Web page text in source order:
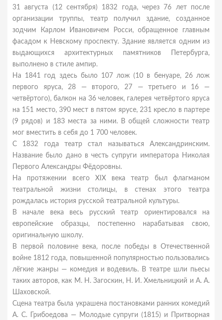
31 августа (12 сентября) 1832 года, через 76 лет после
организации труппы, театр получил здание, созданное
зодчим Карлом Ивановичем Росси, обращенное главным
фасадом к Невскому проспекту. Здание является одним из
выдающихся архитектурных памятников Петербурга,
выполнено в стиле ампир.
На 1841 год здесь было 107 лож (10 в бенуаре, 26 лож
первого яруса, 28 — второго, 27 — третьего и 16 —
четвёртого), балкон на 36 человек, галерея четвёртого яруса
на 151 место, 390 мест в пятом ярусе, 231 кресло в партере
(9 рядов) и 183 места за ними. В общей сложности театр
мог вместить в себя до 1 700 человек.
С 1832 года театр стал называться Александринским.
Название было дано в честь супруги императора Николая
Первого Александры Фёдоровны.
На протяжении всего XIX века театр был флагманом
театральной жизни столицы, в стенах этого театра
рождалась история русской театральной культуры.
В начале века весь русский театр ориентировался на
европейские образцы, постепенно нарабатывая свою,
оригинальную школу.
В первой половине века, после победы в Отечественной
войне 1812 года, повышенной популярностью пользовались
лёгкие жанры — комедия и водевиль. В театре шли пьесы
таких авторов, как М. Н. Загоскин, Н. И. Хмельницкий и А. А.
Шаховской.
Сцена театра была украшена постановками ранних комедий
А. С. Грибоедова — Молодые супруги (1815) и Притворная